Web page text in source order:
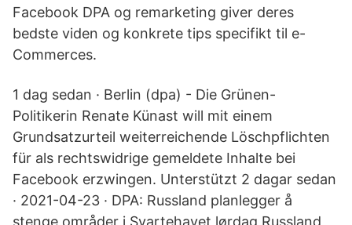
Facebook DPA og remarketing giver deres
bedste viden og konkrete tips specifikt til e-
Commerces.
1 dag sedan · Berlin (dpa) - Die Grünen-
Politikerin Renate Künast will mit einem
Grundsatzurteil weiterreichende Löschpflichten
für als rechtswidrige gemeldete Inhalte bei
Facebook erzwingen. Unterstützt 2 dagar sedan
· 2021-04-23 · DPA: Russland planlegger å
stenge områder i Svartehavet lørdag Russland